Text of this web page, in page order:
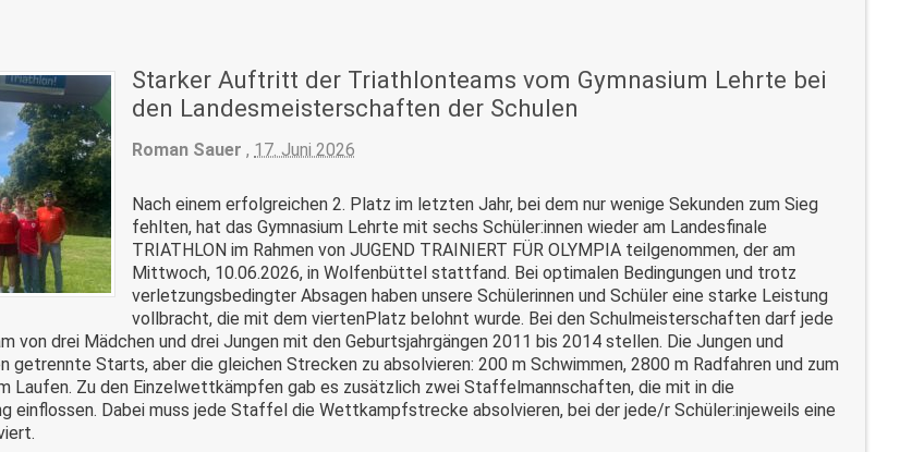
Starker Auftritt der Triathlonteams vom Gymnasium Lehrte bei
den Landesmeisterschaften der Schulen
Roman Sauer , 17. Juni 2026
Nach einem erfolgreichen 2. Platz im letzten Jahr, bei dem nur wenige Sekunden zum Sieg
fehlten, hat das Gymnasium Lehrte mit sechs Schüler:innen wieder am Landesfinale
TRIATHLON im Rahmen von JUGEND TRAINIERT FÜR OLYMPIA teilgenommen, der am
Mittwoch, 10.06.2026, in Wolfenbüttel stattfand. Bei optimalen Bedingungen und trotz
verletzungsbedingter Absagen haben unsere Schülerinnen und Schüler eine starke Leistung
vollbracht, die mit dem viertenPlatz belohnt wurde. Bei den Schulmeisterschaften darf jede
von drei Mädchen und drei Jungen mit den Geburtsjahrgängen 2011 bis 2014 stellen. Die Jungen und
getrennte Starts, aber die gleichen Strecken zu absolvieren: 200 m Schwimmen, 2800 m Radfahren und zum
Laufen. Zu den Einzelwettkämpfen gab es zusätzlich zwei Staffelmannschaften, die mit in die
einflossen. Dabei muss jede Staffel die Wettkampfstrecke absolvieren, bei der jede/r Schüler:injeweils eine